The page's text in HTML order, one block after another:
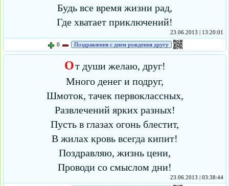
Будь все время жизни рад,
Где хватает приключений!
23.06.2013 | 13:20:01
0
Поздравления с днем рождения другу
От души желаю, друг!
Много денег и подруг,
Шмоток, тачек первоклассных,
Развлечений ярких разных!
Пусть в глазах огонь блестит,
В жилах кровь всегда кипит!
Поздравляю, жизнь цени,
Проводи со смыслом дни!
23.06.2013 | 03:38:44